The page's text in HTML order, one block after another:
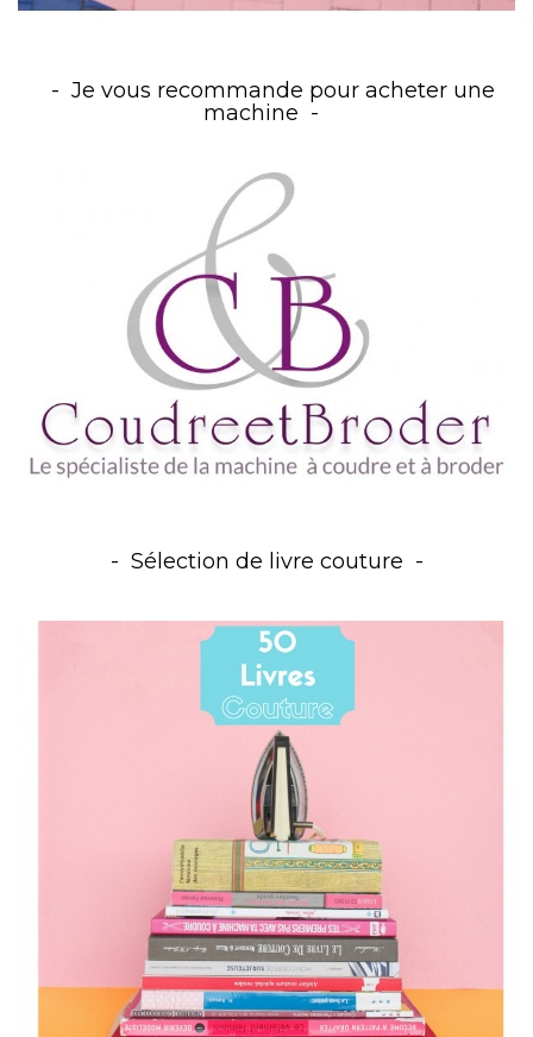
Je vous recommande pour acheter une
machine
Sélection de livre couture